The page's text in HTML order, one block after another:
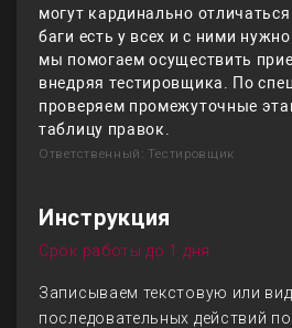
могут кардинально
баги есть у всех и с ними
мы помогаем осуществить
внедряя тестировщика. По
проверяем промежуточные
таблицу правок.
Ответственный: Тестировщик
Инструкция
Срок работы до 1 дня
Записываем текстовую или
последовательных действий